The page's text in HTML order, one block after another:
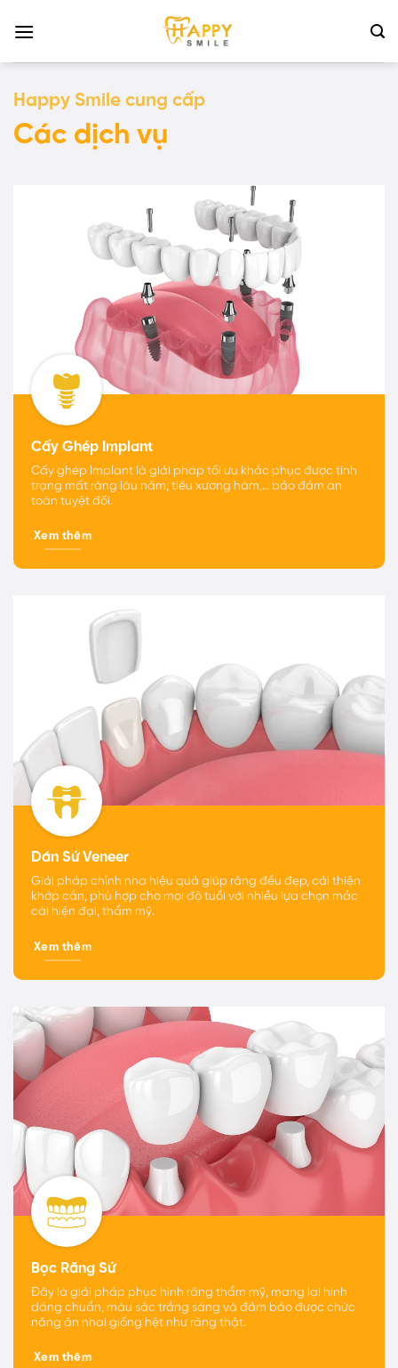
qua
nội
dung
Happy Smile cung cấp
Các dịch vụ
Cấy Ghép Implant
Cấy ghép Implant là giải pháp tối ưu khắc phục được tình
trạng mất răng lâu năm, tiêu xương hàm,… bảo đảm an
toàn tuyệt đối.
Xem thêm
Dán Sứ Veneer
Giải pháp chỉnh nha hiệu quả giúp răng đều đẹp, cải thiện
khớp cắn, phù hợp cho mọi độ tuổi với nhiều lựa chọn mắc
cài hiện đại, thẩm mỹ.
Xem thêm
Bọc Răng Sứ
Đây là giải pháp phục hình răng thẩm mỹ, mang lại hình
dáng chuẩn, màu sắc trắng sáng và đảm bảo được chức
năng ăn nhai giống hệt như răng thật.
Xem thêm